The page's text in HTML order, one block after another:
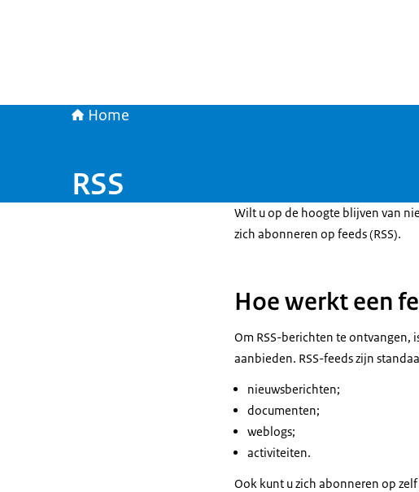
Home
RSS
Wilt u op de hoogte blijven van
zich abonneren op feeds (RSS).
Hoe werkt een
Om RSS-berichten te ontvangen,
aanbieden. RSS-feeds zijn
nieuwsberichten;
documenten;
weblogs;
activiteiten.
Ook kunt u zich abonneren op